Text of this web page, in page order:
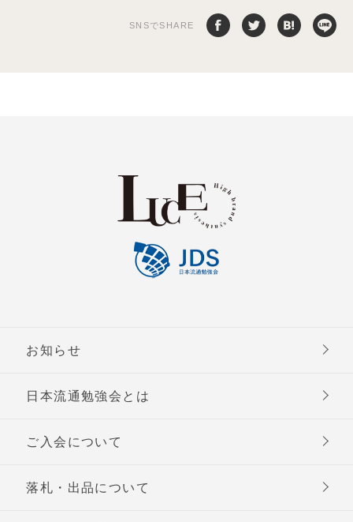
SNSでSHARE
お知らせ
日本流通勉強会とは
ご入会について
落札・出品について